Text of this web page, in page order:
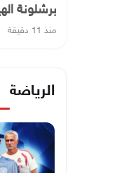
برشلونة
منذ 11 دقيقة
الرياضة